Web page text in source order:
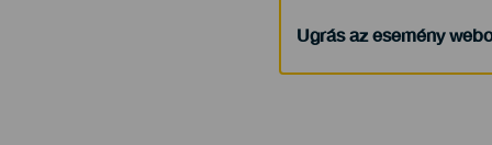
Ugrás az esemény